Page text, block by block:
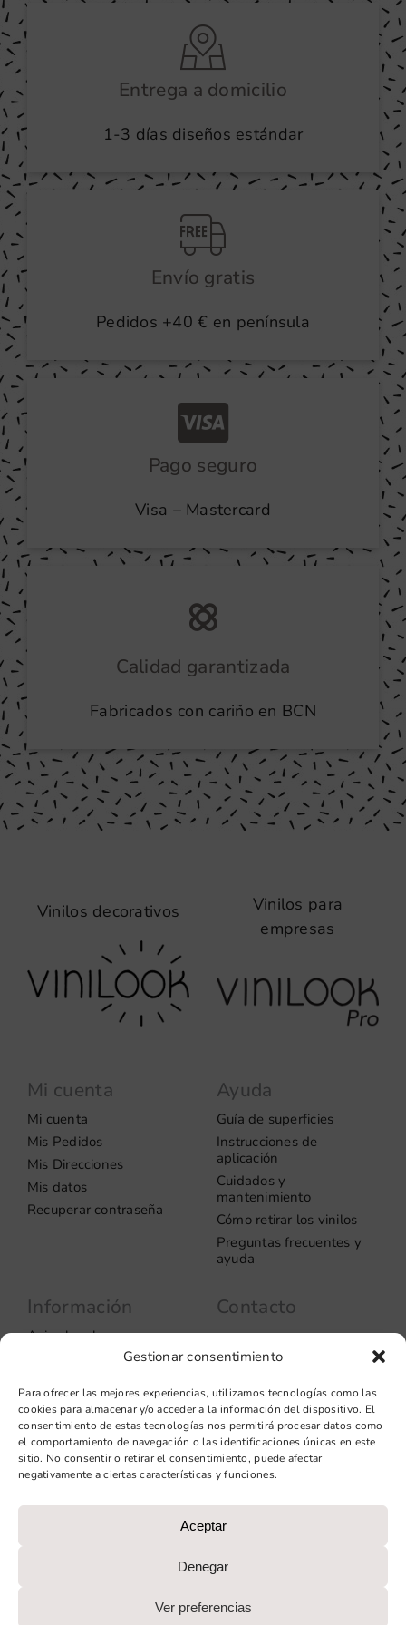
Gestionar consentimiento
Para ofrecer las mejores experiencias, utilizamos tecnologías como las
cookies para almacenar y/o acceder a la información del dispositivo. El
consentimiento de estas tecnologías nos permitirá procesar datos como
el comportamiento de navegación o las identificaciones únicas en este
sitio. No consentir o retirar el consentimiento, puede afectar
negativamente a ciertas características y funciones.
Aceptar
Denegar
Ver preferencias
pueden
elegir
en
página
producto
Entrega a domicilio
1-3 días diseños estándar
Envío gratis
Pedidos +40 € en península
Pago seguro
Visa – Mastercard
Calidad garantizada
Fabricados con cariño en BCN
Vinilos decorativos
Mi cuenta
Mi cuenta
Mis Pedidos
Mis Direcciones
Mis datos
Recuperar contraseña
Ayuda
Guía de superficies
Instrucciones de
aplicación
Cuidados y
mantenimiento
Cómo retirar los vinilos
Preguntas frecuentes y
ayuda
Información
Aviso legal
Política de privacidad
cookies
Condiciones de venta
Condiciones generales de
contratación
Diseño web: qualitystudio
Contacto
08037 – Barcelona
+34 93 706 51 69
hello@vinilook.net
Vinilos para
empresas
NEXT GENERATION (EU) DEL MECANISMO DE
RECUPERACIÓN Y RESILIENCIA